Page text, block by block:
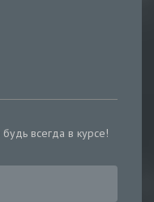
всегда в курсе!